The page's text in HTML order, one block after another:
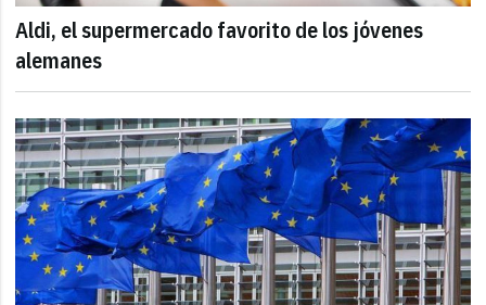
Aldi, el supermercado favorito de los jóvenes
alemanes